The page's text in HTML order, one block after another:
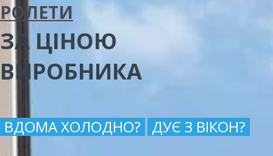
РОЛЕТИ
ЗА ЦІНОЮ
ВИРОБНИКА
ВДОМА ХОЛОДНО?
ДУЄ З ВІКОН?